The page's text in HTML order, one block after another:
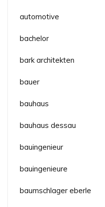
automotive
bachelor
bark architekten
bauer
bauhaus
bauhaus dessau
bauingenieur
bauingenieure
baumschlager eberle